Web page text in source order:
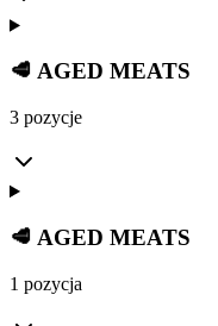
🥩 AGED MEATS
3 pozycje
🥩 AGED MEATS
1 pozycja